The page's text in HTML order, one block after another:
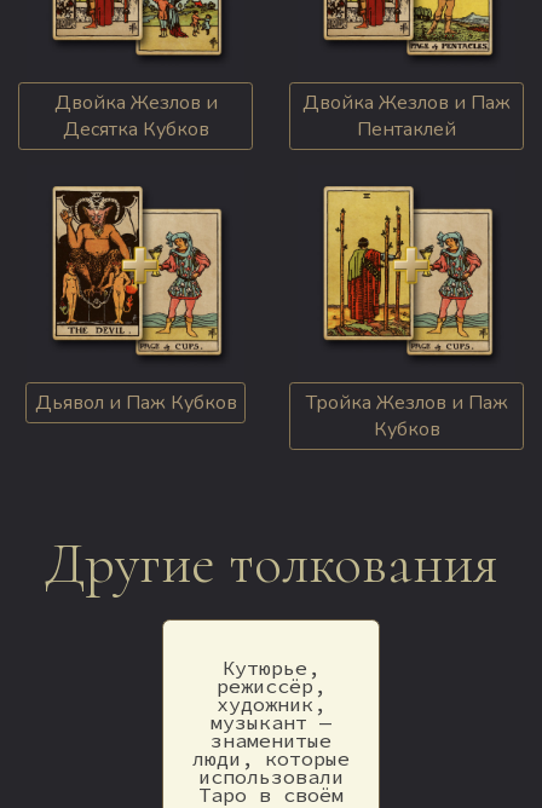
Двойка Жезлов и
Десятка Кубков
Двойка Жезлов и Паж
Пентаклей
Дьявол и Паж Кубков
Тройка Жезлов и Паж
Кубков
Другие толкования
Кутюрье,
режиссёр,
художник,
музыкант —
знаменитые
люди, которые
использовали
Таро в своём